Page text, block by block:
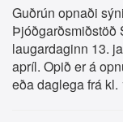
Guðrún opnaði
laugardaginn 13.
apríl. Opið er á
eða daglega frá kl.